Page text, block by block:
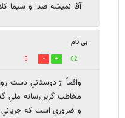
آقا نمیشه صدا و سیما
بی نام
62
5
واقعاً از دوستاني دست
مخاطب گريز رسانه ملي